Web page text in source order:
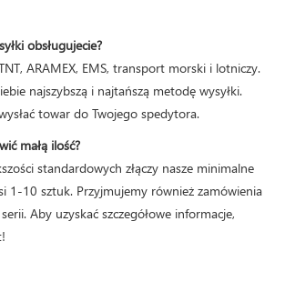
obsługujecie?
ARAMEX, EMS, transport morski i lotniczy.
najszybszą i najtańszą metodę wysyłki.
towar do Twojego spedytora.
małą ilość?
standardowych złączy nasze minimalne
1-10 sztuk. Przyjmujemy również zamówienia
Aby uzyskać szczegółowe informacje,